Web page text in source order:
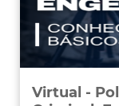
Virtual -